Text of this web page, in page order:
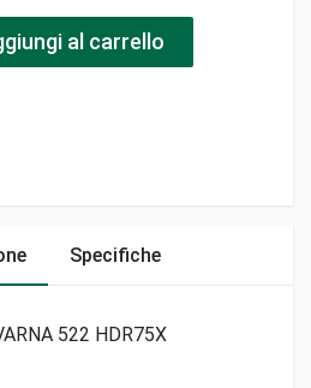
hdr75x pezzial carrello
Specifiche
522 HDR75X